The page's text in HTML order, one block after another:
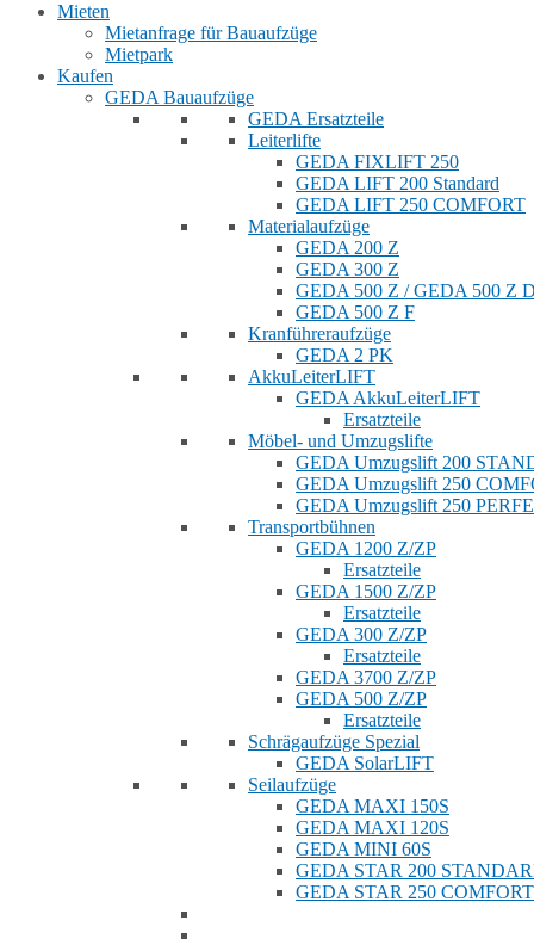
Mieten
Mietanfrage für Bauaufzüge
Mietpark
Kaufen
GEDA Bauaufzüge
GEDA Ersatzteile
Leiterlifte
GEDA FIXLIFT 250
GEDA LIFT 200 Standard
GEDA LIFT 250 COMFORT
Materialaufzüge
GEDA 200 Z
GEDA 300 Z
GEDA 500 Z / GEDA 500 Z
GEDA 500 Z F
Kranführeraufzüge
GEDA 2 PK
AkkuLeiterLIFT
GEDA AkkuLeiterLIFT
Ersatzteile
Möbel- und Umzugslifte
GEDA Umzugslift 200
GEDA Umzugslift 250
GEDA Umzugslift 250
Transportbühnen
GEDA 1200 Z/ZP
Ersatzteile
GEDA 1500 Z/ZP
Ersatzteile
GEDA 300 Z/ZP
Ersatzteile
GEDA 3700 Z/ZP
GEDA 500 Z/ZP
Ersatzteile
Schrägaufzüge Spezial
GEDA SolarLIFT
Seilaufzüge
GEDA MAXI 150S
GEDA MAXI 120S
GEDA MINI 60S
GEDA STAR 200
GEDA STAR 250 COMFORT